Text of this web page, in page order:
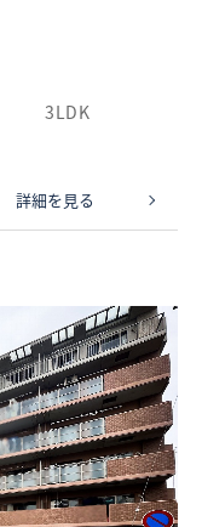
3LDK
詳細を見る